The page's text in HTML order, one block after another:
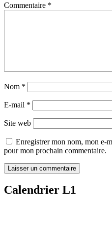
Commentaire *
Nom *
E-mail *
Site web
Enregistrer mon nom, mon e-
pour mon prochain commentaire.
Calendrier L1